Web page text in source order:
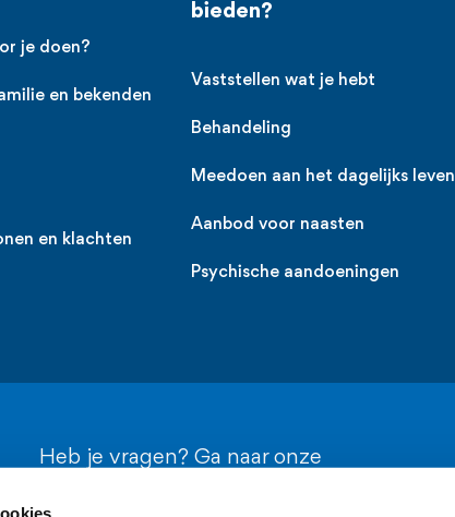
je doen?
en bekenden
en klachten
bieden?
Vaststellen wat je hebt
Behandeling
Meedoen aan het dagelijks leven
Aanbod voor naasten
Psychische aandoeningen
Heb je vragen? Ga naar onze